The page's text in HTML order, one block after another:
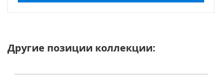
Другие позиции коллекции: